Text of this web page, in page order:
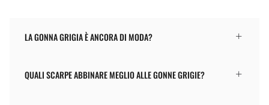
LA GONNA GRIGIA È ANCORA DI MODA?
QUALI SCARPE ABBINARE MEGLIO ALLE GONNE GRIGIE?